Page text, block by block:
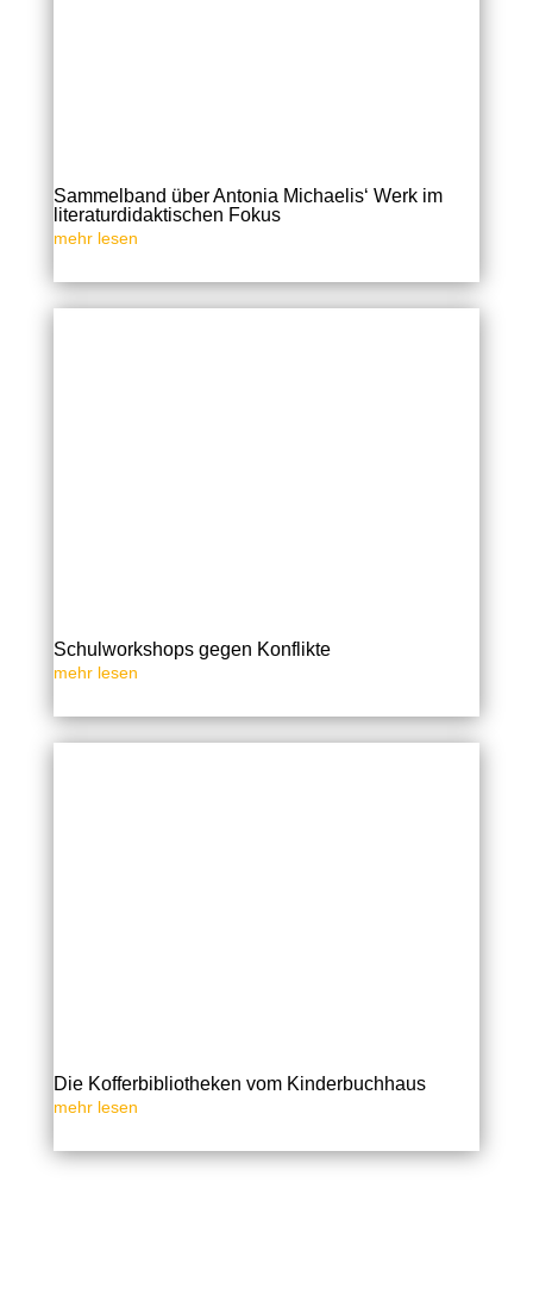
Sammelband über Antonia Michaelis‘ Werk im
literaturdidaktischen Fokus
mehr lesen
Schulworkshops gegen Konflikte
mehr lesen
Die Kofferbibliotheken vom Kinderbuchhaus
mehr lesen